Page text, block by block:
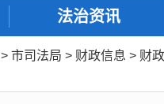
法治资讯
> 市司法局 > 财政信息 > 财